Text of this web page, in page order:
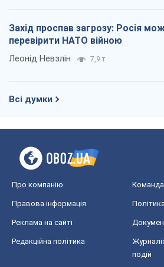
Захід проспав загрозу: Росія
перевірити НАТО війною
Леонід Невзлін 7,9 т.
Всі думки
Про компанію Команда
Правова інформація
Реклама на сайті
Редакційна політика
подій